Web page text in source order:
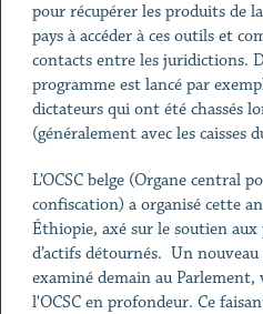
pour récupérer les produits de
pays à accéder à ces outils et
contacts entre les juridictions.
programme est lancé par
dictateurs qui ont été chassés
(généralement avec les caisses
L’OCSC belge (Organe central
confiscation) a organisé cette
Éthiopie, axé sur le soutien
d’actifs détournés. Un
examiné demain au
l'OCSC en profondeur. Ce